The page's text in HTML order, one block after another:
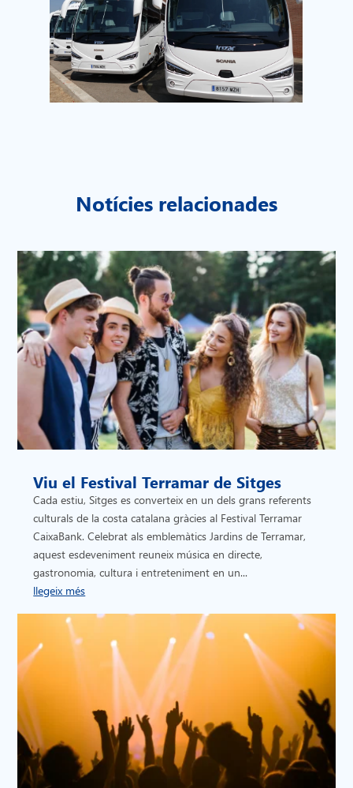
Notícies relacionades
Viu el Festival Terramar de Sitges
Cada estiu, Sitges es converteix en un dels grans referents
culturals de la costa catalana gràcies al Festival Terramar
CaixaBank. Celebrat als emblemàtics Jardins de Terramar,
aquest esdeveniment reuneix música en directe,
gastronomia, cultura i entreteniment en un...
llegeix més